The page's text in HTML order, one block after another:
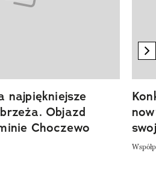
najpiękniejsze
Objazd
Choczewo